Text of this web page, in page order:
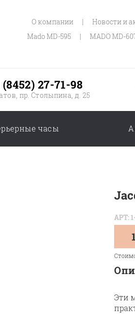
О компании | Новости и
Mado MD-595
| MADO MD-
(8452) 27-71-98
пр. Столыпина, д. 25
часы
АРТ:
Эти